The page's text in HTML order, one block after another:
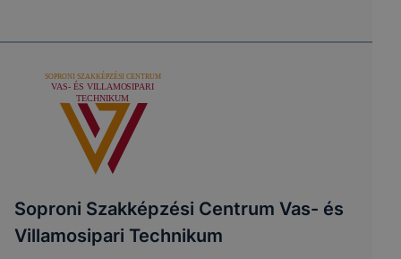
Soproni Szakképzési Centrum Vas- és
Villamosipari Technikum